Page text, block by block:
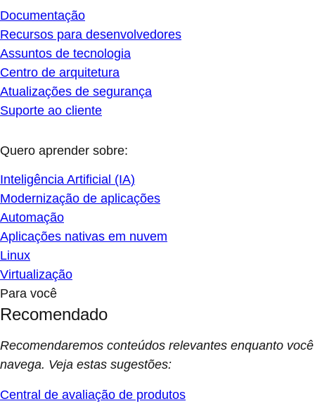
Documentação
Recursos para desenvolvedores
Assuntos de tecnologia
Centro de arquitetura
Atualizações de segurança
Suporte ao cliente
Quero aprender sobre:
Inteligência Artificial (IA)
Modernização de aplicações
Automação
Aplicações nativas em nuvem
Linux
Virtualização
Para você
Recomendado
Recomendaremos conteúdos relevantes enquanto você
navega. Veja estas sugestões:
Central de avaliação de produtos